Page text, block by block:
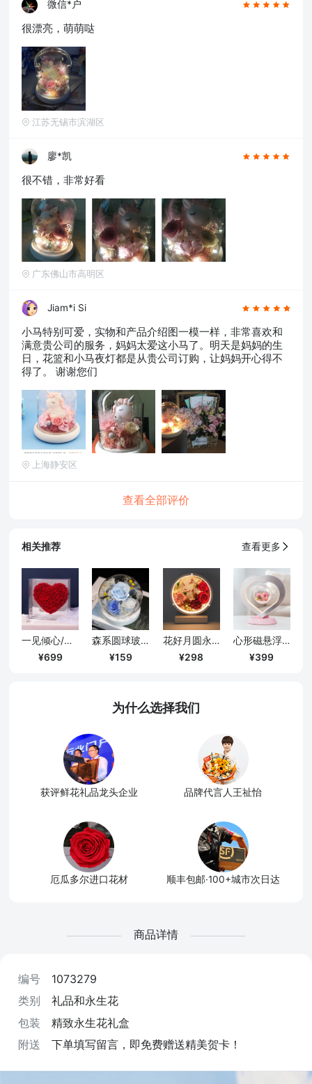
微信*户
很漂亮，萌萌哒
江苏无锡市滨湖区
廖*凯
很不错，非常好看
广东佛山市高明区
Jiam*i Si
小马特别可爱，实物和产品介绍图一模一样，非常喜欢和
满意贵公司的服务，妈妈太爱这小马了。明天是妈妈的生
日，花篮和小马夜灯都是从贵公司订购，让妈妈开心得不
得了。 谢谢您们
上海静安区
查看全部评价
相关推荐 查看更多
一见倾心/镜面爱心永生花礼盒-挚爱红
699
森系圆球玻璃罩带灯款摆件/蓝色
159
花好月圆永生花台灯/送长辈老师定制款
298
心形磁悬浮永生花夜灯/带音箱款
399
为什么选择我们
获评鲜花礼品龙头企业 品牌代言人王祉怡
厄瓜多尔进口花材 顺丰包邮·100+城市次日达
商品详情
编号
1073279
类别
礼品和永生花
包装
精致永生花礼盒
附送
下单填写留言，即免费赠送精美贺卡！